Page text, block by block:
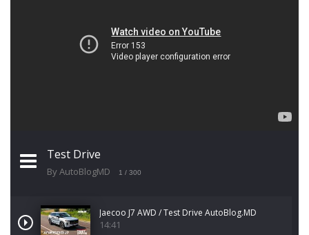
Test Drive
By AutoBlogMD 1 / 300
Jaecoo J7 AWD / Test Drive AutoBlog.MD
14:41